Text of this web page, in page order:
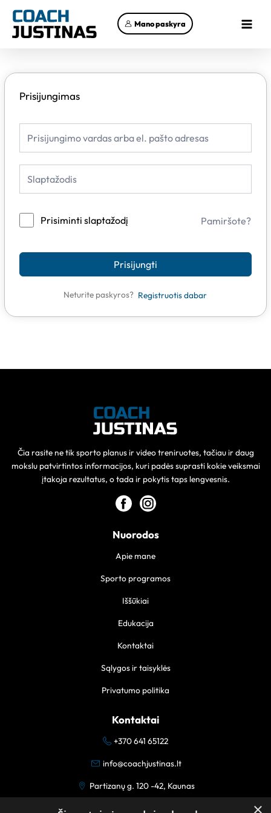
prie
turinio
Mano paskyra
Menu
Prisijungimas
Prisiminti slaptažodį Pamiršote?
Prisijungti
Neturite paskyros? Registruotis dabar
Čia rasite ne tik sporto planus ir video treniruotes, tačiau ir daug
mokslu patvirtintos informacijos, kuri padės suprasti kokie veiksmai
įtakoja rezultatus, o tada ir pokytis taps lengvesnis.
Nuorodos
Apie mane
Sporto programos
Iššūkiai
Edukacija
Kontaktai
Sąlygos ir taisyklės
Privatumo politika
Kontaktai
+370 641 65122
info@coachjustinas.lt
Partizanų g. 120 -42, Kaunas